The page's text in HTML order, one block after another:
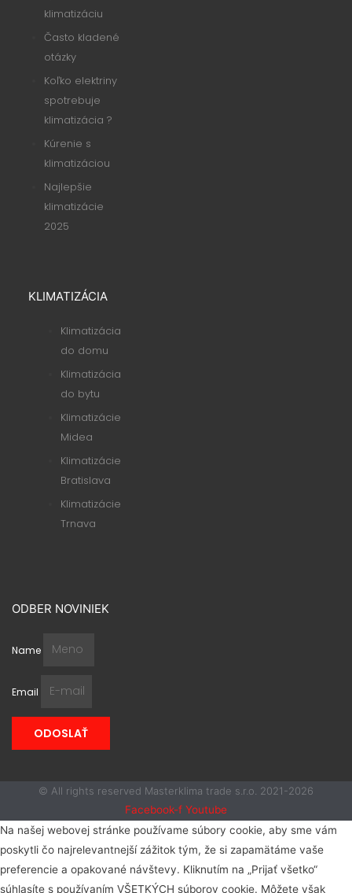
klimatizáciu
Často kladené
otázky
Koľko elektriny
spotrebuje
klimatizácia ?
Kúrenie s
klimatizáciou
Najlepšie
klimatizácie
2025
KLIMATIZÁCIA
Klimatizácia
do domu
Klimatizácia
do bytu
Klimatizácie
Midea
Klimatizácie
Bratislava
Klimatizácie
Trnava
ODBER NOVINIEK
Name
Email
ODOSLAŤ
© All rights reserved Masterklima trade s.r.o. 2021-2026
Facebook-f Youtube
Na našej webovej stránke používame súbory cookie, aby sme vám
poskytli čo najrelevantnejší zážitok tým, že si zapamätáme vaše
preferencie a opakované návštevy. Kliknutím na „Prijať všetko“
súhlasíte s používaním VŠETKÝCH súborov cookie. Môžete však